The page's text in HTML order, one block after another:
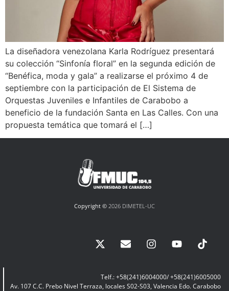
La diseñadora venezolana Karla Rodríguez presentará
su colección “Sinfonía floral” en la segunda edición de
“Benéfica, moda y gala” a realizarse el próximo 4 de
septiembre con la participación de El Sistema de
Orquestas Juveniles e Infantiles de Carabobo a
beneficio de la fundación Santa en Las Calles. Con una
propuesta temática que tomará el […]
Copyright © 2026 DIMETEL-UC
Telf.: +58(241)6004000/ +58(241)6005000
Av. 107 C.C. Prebo Nivel Terraza, locales S02-S03, Valencia Edo. Carabobo